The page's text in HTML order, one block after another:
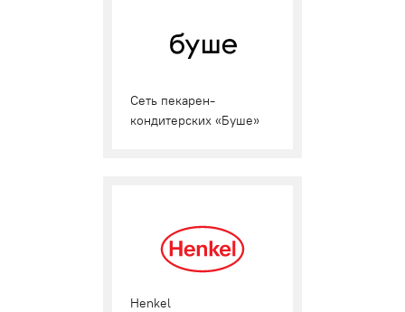
Cеть пекарен-
кондитерских «Буше»
Henkel